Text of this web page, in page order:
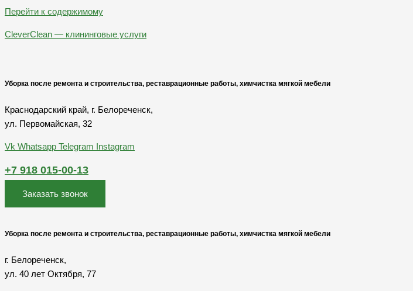
Перейти к содержимому
CleverClean — клининговые услуги
Уборка после ремонта и строительства, реставрационные работы, химчистка мягкой мебели
Краснодарский край, г. Белореченск,
ул. Первомайская, 32
Vk Whatsapp Telegram Instagram
+7 918 015-00-13
Заказать звонок
Уборка после ремонта и строительства, реставрационные работы, химчистка мягкой мебели
г. Белореченск,
ул. 40 лет Октября, 77